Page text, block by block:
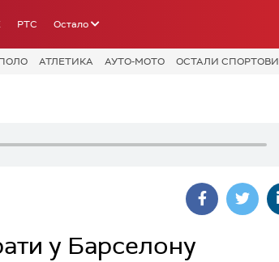
РТС Остало
АТЛЕТИКА АУТО-МОТО ОСТАЛИ СПОРТОВИ
у Барселону